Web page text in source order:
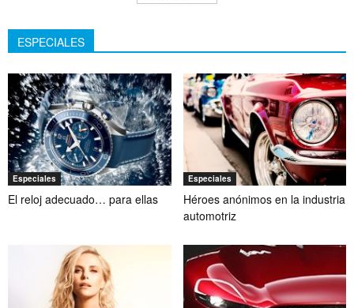
ESPECIALES
Especiales
El reloj adecuado… para ellas
Especiales
Héroes anónimos en la industria
automotriz